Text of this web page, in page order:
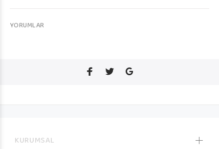
YORUMLAR
KURUMSAL